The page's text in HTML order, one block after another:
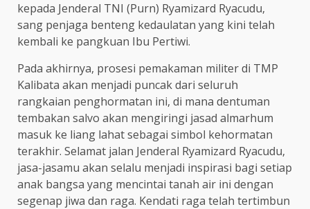
kepada Jenderal TNI (Purn) Ryamizard Ryacudu,
sang penjaga benteng kedaulatan yang kini telah
kembali ke pangkuan Ibu Pertiwi.
Pada akhirnya, prosesi pemakaman militer di TMP
Kalibata akan menjadi puncak dari seluruh
rangkaian penghormatan ini, di mana dentuman
tembakan salvo akan mengiringi jasad almarhum
masuk ke liang lahat sebagai simbol kehormatan
terakhir. Selamat jalan Jenderal Ryamizard Ryacudu,
jasa-jasamu akan selalu menjadi inspirasi bagi setiap
anak bangsa yang mencintai tanah air ini dengan
segenap jiwa dan raga. Kendati raga telah tertimbun